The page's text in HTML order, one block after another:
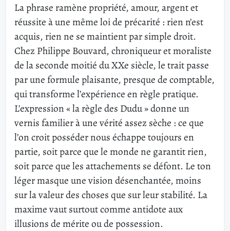
La phrase ramène propriété, amour, argent et
réussite à une même loi de précarité : rien n’est
acquis, rien ne se maintient par simple droit.
Chez Philippe Bouvard, chroniqueur et moraliste
de la seconde moitié du XXe siècle, le trait passe
par une formule plaisante, presque de comptable,
qui transforme l’expérience en règle pratique.
L’expression « la règle des Dudu » donne un
vernis familier à une vérité assez sèche : ce que
l’on croit posséder nous échappe toujours en
partie, soit parce que le monde ne garantit rien,
soit parce que les attachements se défont. Le ton
léger masque une vision désenchantée, moins
sur la valeur des choses que sur leur stabilité. La
maxime vaut surtout comme antidote aux
illusions de mérite ou de possession.